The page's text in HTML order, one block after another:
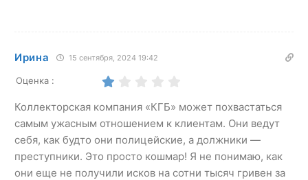
Ирина 15 сентября, 2024 19:42
Оценка :
Коллекторская компания «КГБ» может похвастаться
самым ужасным отношением к клиентам. Они ведут
себя, как будто они полицейские, а должники —
преступники. Это просто кошмар! Я не понимаю, как
они еще не получили исков на сотни тысяч гривен за